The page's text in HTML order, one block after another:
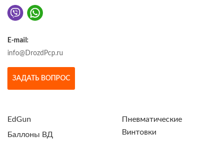
E-mail:
info@DrozdPcp.ru
ЗАДАТЬ ВОПРОС
EdGun
Баллоны ВД
Пневматические
Винтовки